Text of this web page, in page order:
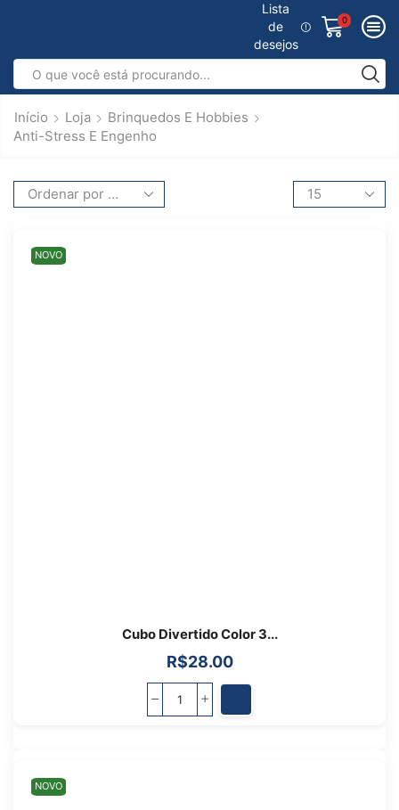
Lista
de
desejos
0
Início Loja
Brinquedos E Hobbies
Anti-Stress E Engenho
NOVO
Cubo Divertido Color 3...
R$28.00
NOVO